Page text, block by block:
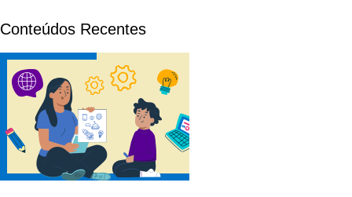
Conteúdos Recentes